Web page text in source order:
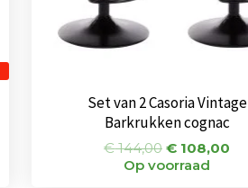
Set van 2 Casoria Vintage
Barkrukken cognac
€144,00 € 108,00
Op voorraad